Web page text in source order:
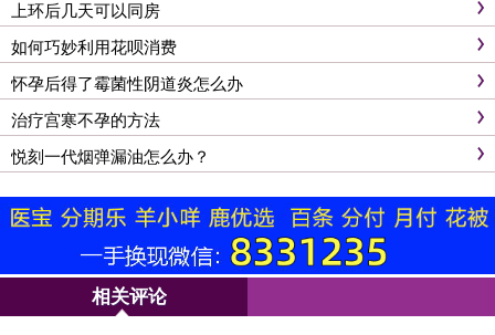
上环后几天可以同房
如何巧妙利用花呗消费
怀孕后得了霉菌性阴道炎怎么办
治疗宫寒不孕的方法
悦刻一代烟弹漏油怎么办？
相关评论